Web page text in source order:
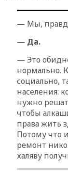
— Мы,
— Да.
— Это
нормально.
социально,
населения:
нужно
чтобы
права жить
Потому что
ремонт
халяву